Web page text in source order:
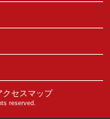
クセスマップ
reserved.